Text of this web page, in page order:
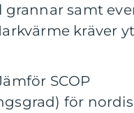
grannar samt
kräver
SCOP
för